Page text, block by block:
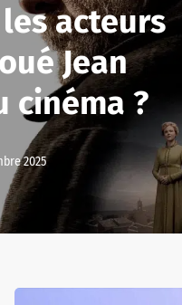
acteurs
Jean
cinéma ?
2025